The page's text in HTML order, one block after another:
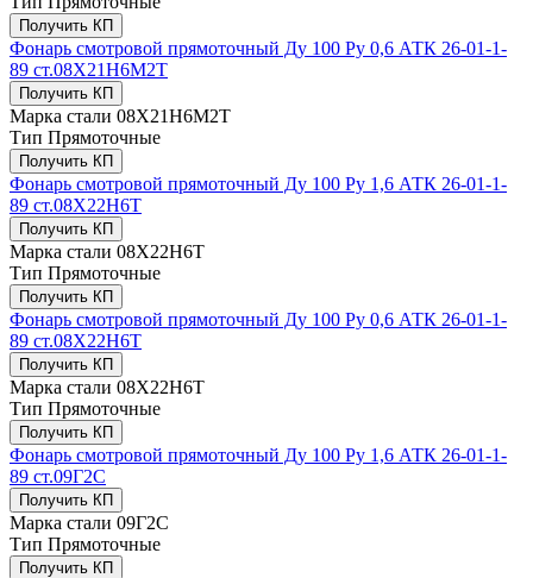
Получить КП
Фонарь смотровой прямоточный Ду 100 Ру 0,6 АТК 26-01-1-
89 ст.08Х21Н6М2Т
Получить КП
Марка стали 08Х21Н6М2Т
Тип Прямоточные
Получить КП
Фонарь смотровой прямоточный Ду 100 Ру 1,6 АТК 26-01-1-
89 ст.08Х22Н6Т
Получить КП
Марка стали 08Х22Н6Т
Тип Прямоточные
Получить КП
Фонарь смотровой прямоточный Ду 100 Ру 0,6 АТК 26-01-1-
89 ст.08Х22Н6Т
Получить КП
Марка стали 08Х22Н6Т
Тип Прямоточные
Получить КП
Фонарь смотровой прямоточный Ду 100 Ру 1,6 АТК 26-01-1-
89 ст.09Г2С
Получить КП
Марка стали 09Г2С
Тип Прямоточные
Получить КП